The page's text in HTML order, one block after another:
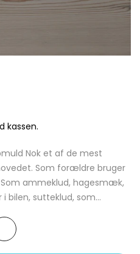
kassen.
Nok et af de mest
Som forældre bruger
ammeklud, hagesmæk,
bilen, sutteklud, som...